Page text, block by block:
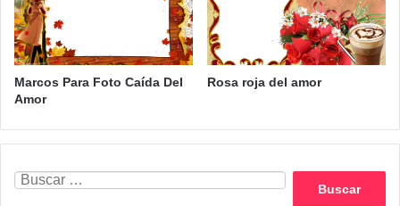
Marcos Para Foto Caída Del
Amor
Rosa roja del amor